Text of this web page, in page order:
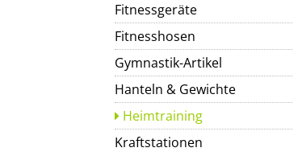
Fitnessgeräte
Fitnesshosen
Gymnastik-Artikel
Hanteln & Gewichte
Heimtraining
Kraftstationen